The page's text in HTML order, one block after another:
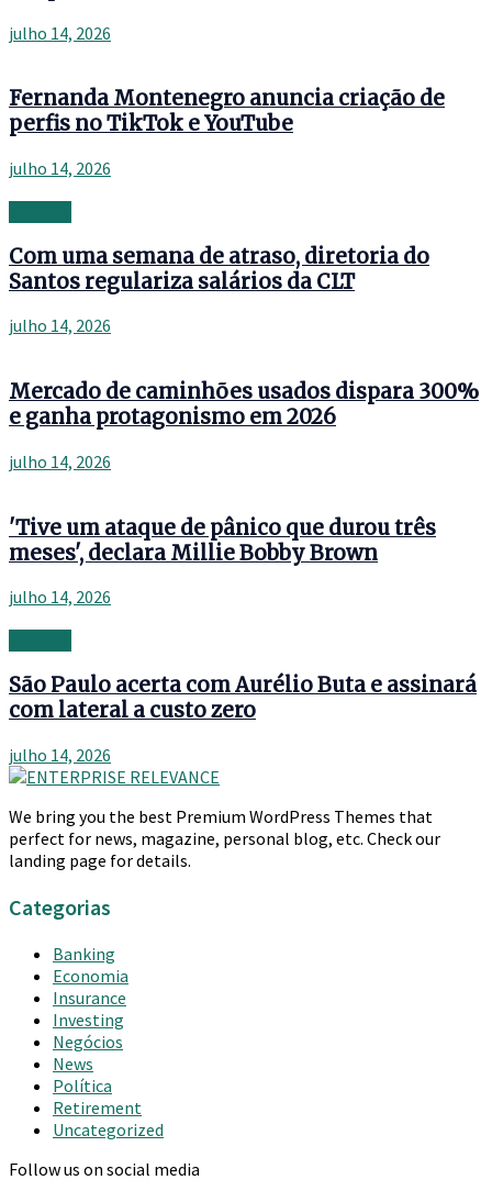
julho 14, 2026
Fernanda Montenegro anuncia criação de
perfis no TikTok e YouTube
julho 14, 2026
Com uma semana de atraso, diretoria do
Santos regulariza salários da CLT
julho 14, 2026
Mercado de caminhões usados dispara 300%
e ganha protagonismo em 2026
julho 14, 2026
'Tive um ataque de pânico que durou três
meses', declara Millie Bobby Brown
julho 14, 2026
São Paulo acerta com Aurélio Buta e assinará
com lateral a custo zero
julho 14, 2026
We bring you the best Premium WordPress Themes that
perfect for news, magazine, personal blog, etc. Check our
landing page for details.
Categorias
Banking
Economia
Insurance
Investing
Negócios
News
Política
Retirement
Uncategorized
Follow us on social media